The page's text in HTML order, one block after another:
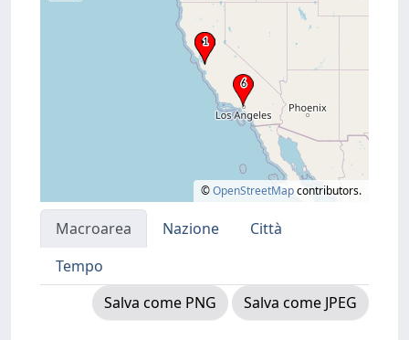
©OpenStreetMapcontributors.
Macroarea Nazione
Città
Tempo
Salva come PNG
Salva come JPEG